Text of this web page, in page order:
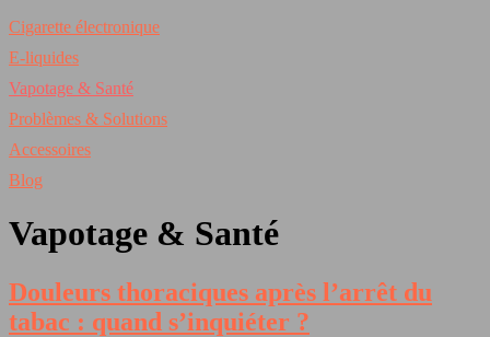
Cigarette électronique
E-liquides
Vapotage & Santé
Problèmes & Solutions
Accessoires
Blog
Vapotage & Santé
Douleurs thoraciques après l’arrêt du
tabac : quand s’inquiéter ?